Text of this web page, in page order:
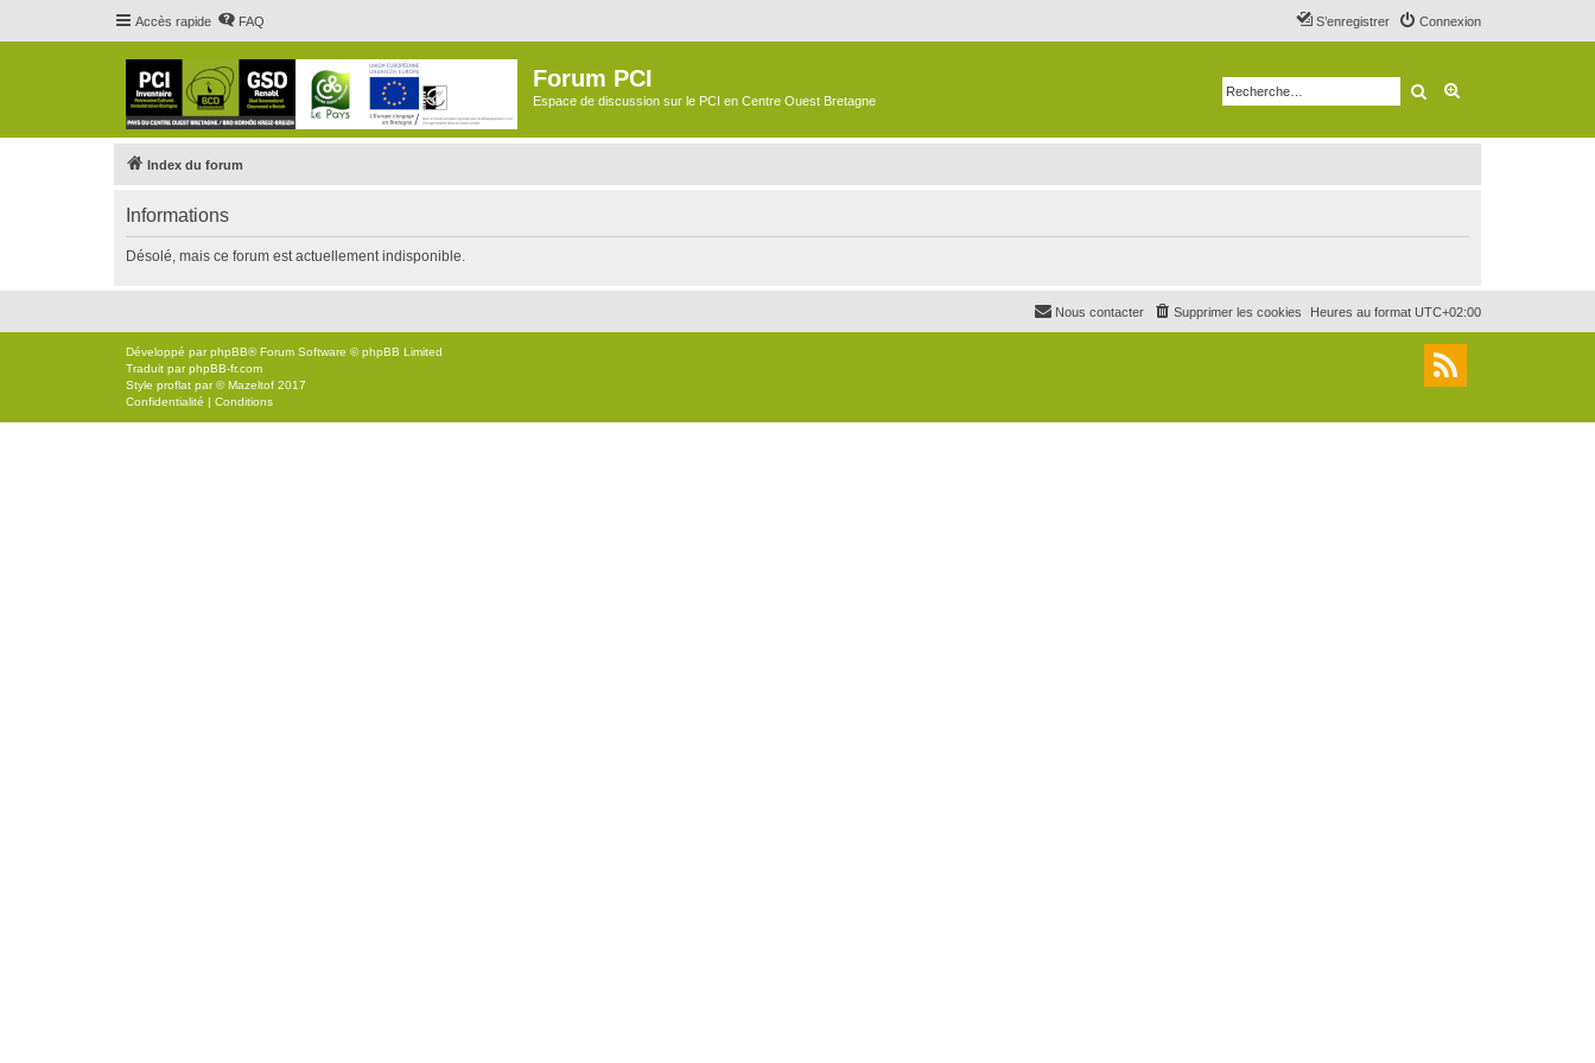
Accès rapide FAQ Connexion
S’enregistrer
Forum PCI
Espace de discussion sur le PCI en Centre Ouest Bretagne Rechercher
Index du forum
Informations
Désolé, mais ce forum est actuellement indisponible.
Heures au format UTC+02:00
Supprimer les cookies
Nous contacter
Développé parphpBB® Forum Software © phpBB Limited
Traduit parphpBB-fr.com
Style proflat par ©Mazeltof 2017
Confidentialité | Conditions